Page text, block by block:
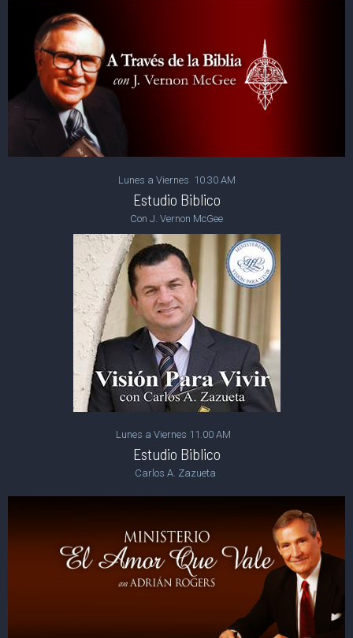
Lunes a Viernes 10.30 AM
Estudio Biblico
Con J. Vernon McGee
Lunes a Viernes 11.00 AM
Estudio Biblico
Carlos A. Zazueta